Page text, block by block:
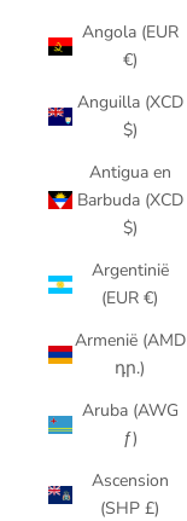
Angola (EUR
€)
Anguilla (XCD
$)
Antigua en
Barbuda (XCD
$)
Argentinië
(EUR €)
Armenië (AMD
դր.)
Aruba (AWG
ƒ)
Ascension
(SHP £)